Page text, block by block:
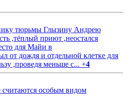
тюрьмы Глызину Андрею
,тёплый приют ,неостался
для Майи в
от дождя и отдельной клетке для
,проведя меньше с... +4
особым видом